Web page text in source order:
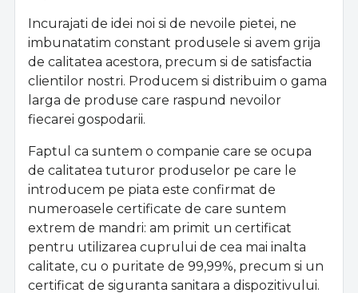
Incurajati de idei noi si de nevoile pietei, ne
imbunatatim constant produsele si avem grija
de calitatea acestora, precum si de satisfactia
clientilor nostri. Producem si distribuim o gama
larga de produse care raspund nevoilor
fiecarei gospodarii.
Faptul ca suntem o companie care se ocupa
de calitatea tuturor produselor pe care le
introducem pe piata este confirmat de
numeroasele certificate de care suntem
extrem de mandri: am primit un certificat
pentru utilizarea cuprului de cea mai inalta
calitate, cu o puritate de 99,99%, precum si un
certificat de siguranta sanitara a dispozitivului.